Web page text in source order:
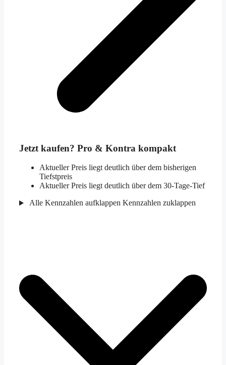
Jetzt kaufen? Pro & Kontra kompakt
Aktueller Preis liegt deutlich über dem bisherigen
Tiefstpreis
Aktueller Preis liegt deutlich über dem 30-Tage-Tief
Alle Kennzahlen aufklappen Kennzahlen zuklappen